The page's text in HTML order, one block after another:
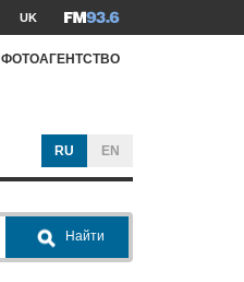
UK
ФОТОАГЕНТСТВО
RU EN
Найти